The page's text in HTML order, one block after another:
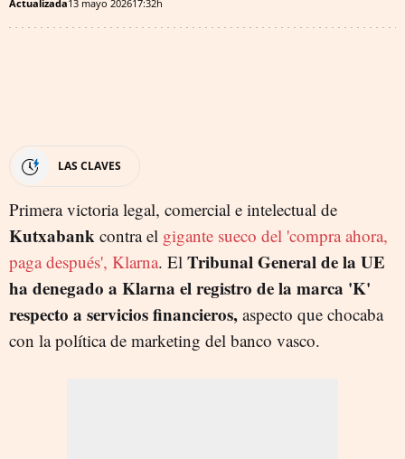
Actualizada13 mayo 202617:32h
LAS CLAVES
Primera victoria legal, comercial e intelectual de
Kutxabank contra el gigante sueco del 'compra ahora,
paga después', Klarna. El Tribunal General de la UE
ha denegado a Klarna el registro de la marca 'K'
respecto a servicios financieros, aspecto que chocaba
con la política de marketing del banco vasco.